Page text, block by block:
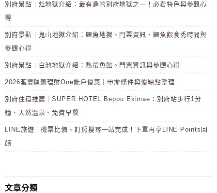
別府景點｜灶地獄介紹：最有趣的別府地獄之一！必看特色與參觀心
得
別府景點｜鬼山地獄介紹：鱷魚地獄、門票資訊、鱷魚餵食秀時間與
參觀心得
別府景點｜白池地獄介紹：熱帶魚館、門票資訊與參觀心得
2026滙豐運籌理財One能戶優惠｜申辦條件與優缺點整理
別府住宿推薦｜SUPER HOTEL Beppu Ekimae：別府站步行1分
鐘、天然溫泉、免費早餐
LINE旅遊｜機票比價、訂房搜尋一站完成！下單再享LINE Points回
饋
文章分類